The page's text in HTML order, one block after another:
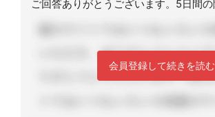
会員登録して続きを読む